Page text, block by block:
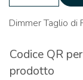
Dimmer Taglio di
Codice QR
prodotto